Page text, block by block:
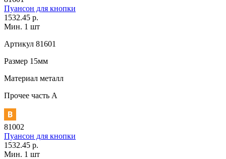
Пуансон для кнопки
1532.45 р.
Мин. 1 шт
Артикул 81601
Размер 15мм
Материал металл
Прочее часть A
81002
Пуансон для кнопки
1532.45 р.
Мин. 1 шт